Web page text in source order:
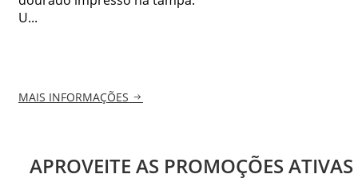
U...
MAIS INFORMAÇÕES
APROVEITE AS PROMOÇÕES ATIVAS